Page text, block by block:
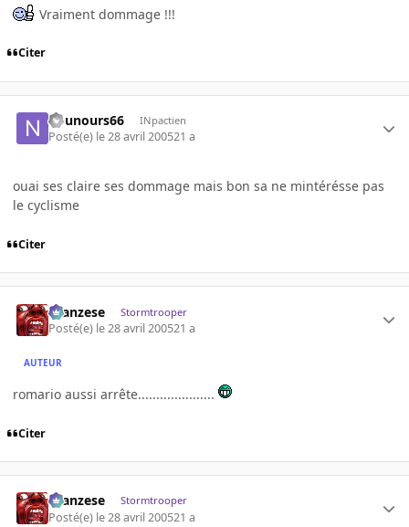
Vraiment dommage !!!
Citer
nounours66 INpactien
Posté(e) le 28 avril 200521 a
ouai ses claire ses dommage mais bon sa ne mintérésse pas
le cyclisme
Citer
ilcanzese Stormtrooper
Posté(e) le 28 avril 200521 a
AUTEUR
romario aussi arrête.....................
Citer
ilcanzese Stormtrooper
Posté(e) le 28 avril 200521 a